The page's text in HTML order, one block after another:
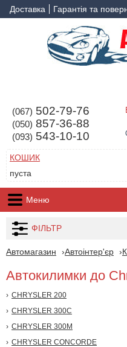
Доставка Гарантія та
(067) 502-79-76
(050) 857-36-88
(093) 543-10-10
КОШИК
пуста
Меню
ФІЛЬТР
Автомагазин Автоінтер'єр
Автокилимки до
CHRYSLER 200
CHRYSLER 300C
CHRYSLER 300M
CHRYSLER CONCORDE